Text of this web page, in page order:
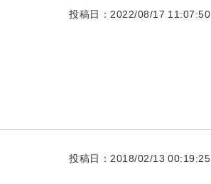
投稿日：2022/08/17 11:07:50
投稿日：2018/02/13 00:19:25